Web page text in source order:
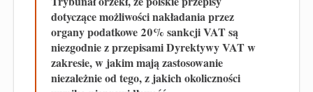
dotyczące możliwości nakładania przez
organy podatkowe 20% sankcji VAT są
niezgodnie z przepisami Dyrektywy VAT w
zakresie, w jakim mają zastosowanie
niezależnie od tego, z jakich okoliczności